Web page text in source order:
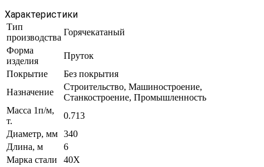
Характеристики
Тип
производства
Горячекатаный
Форма
изделия
Пруток
Покрытие
Без покрытия
Назначение
Строительство, Машиностроение,
Станкостроение, Промышленность
Масса 1п/м,
т.
0.713
Диаметр, мм 340
Длина, м
6
Марка стали
40Х